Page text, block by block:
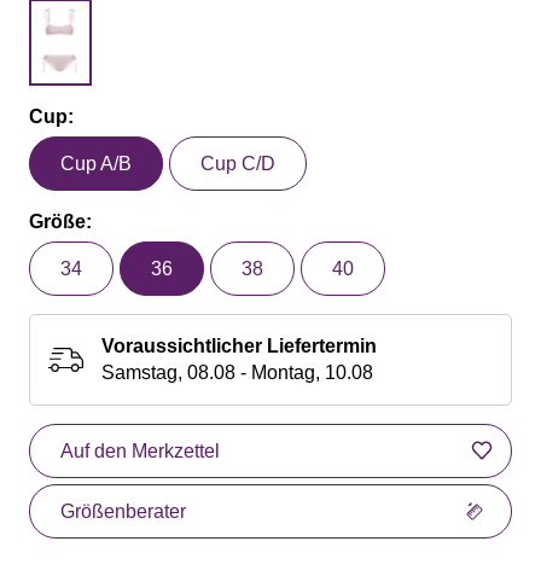
Cup:
Cup A/B Cup C/D
Größe:
34 36 38 40
Voraussichtlicher Liefertermin
Samstag, 08.08 - Montag, 10.08
Auf den Merkzettel
Größenberater